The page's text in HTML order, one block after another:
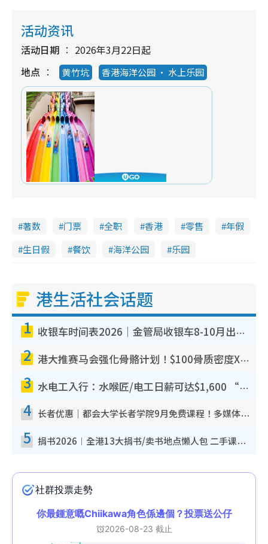
活动资讯
活动日期
2026年3月22日起
地点
黄竹坑 香港海洋公园 ‧ 水上乐园
著数 门票 全职 香港 零售
年假
生日假
餐饮 海洋公园 乐园
港生活社会话题
1 收银车时间表2026｜金管局收银车8-10月出没地
2 港大推赛马会强化骨骼计划！$100骨质密度X光检
3 水电工入行：水喉匠/电工日薪可达$1,600 “铁饭
4 长者优惠｜都会大学长者学院9月免费课程！多媒体/微电
5 捐书2026︱全港13大捐书/卖书地点懒人包 二手课本最